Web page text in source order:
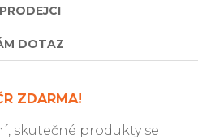
DOTAZ
ZDARMA!
skutečné produkty se